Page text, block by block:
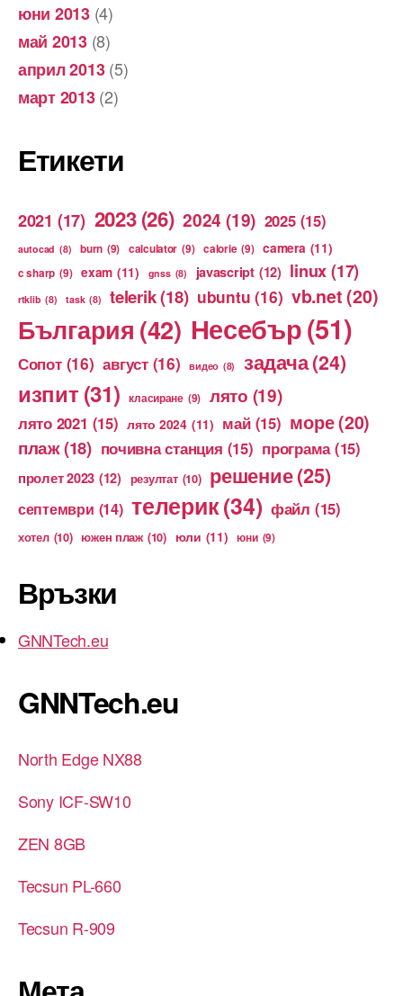
юни 2013(4)
май 2013(8)
април 2013(5)
март 2013(2)
Етикети
2021 (17) 2023 (26) 2024 (19) 2025 (15)
autocad (8) burn (9) calculator (9) calorie (9) camera (11)
c sharp (9) exam (11) gnss (8) javascript (12) linux(17)
rtklib (8) task (8) telerik(18) ubuntu (16) vb.net(20)
България (42) Несебър(51)
Сопот (16) август (16) видео (8) задача(24)
изпит (31) класиране (9) лято (19)
лято 2021 (15) лято 2024 (11) май (15) море(20)
плаж(18) почивна станция (15) програма (15)
пролет 2023 (12) резултат (10) решение(25)
септември (14) телерик(34) файл (15)
хотел (10) южен плаж (10) юли (11) юни (9)
Връзки
GNNTech.eu
GNNTech.eu
North Edge NX88
Sony ICF-SW10
ZEN 8GB
Tecsun PL-660
Tecsun R-909